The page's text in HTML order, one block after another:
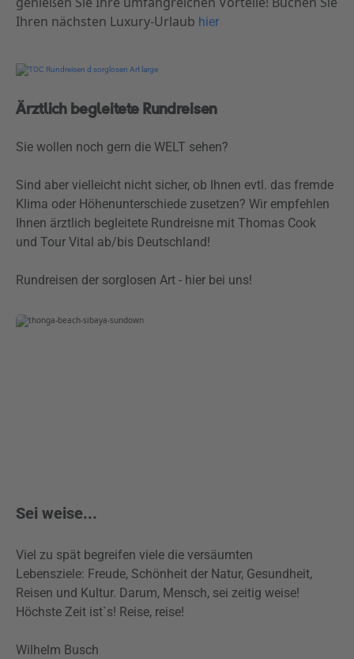
Ihren nächsten Luxury-Urlaub hier
Ärztlich begleitete Rundreisen
Sie wollen noch gern die WELT sehen?
Sind aber vielleicht nicht sicher, ob Ihnen evtl. das fremde
Klima oder Höhenunterschiede zusetzen? Wir empfehlen
Ihnen ärztlich begleitete Rundreisne mit Thomas Cook
und Tour Vital ab/bis Deutschland!
Rundreisen der sorglosen Art - hier bei uns!
Sei weise...
Viel zu spät begreifen viele die versäumten
Lebensziele: Freude, Schönheit der Natur, Gesundheit,
Reisen und Kultur. Darum, Mensch, sei zeitig weise!
Höchste Zeit ist`s! Reise, reise!
Wilhelm Busch